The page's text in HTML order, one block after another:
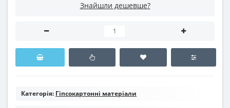
Знайшли дешевше?
Категорія: Гіпсокартонні матеріали